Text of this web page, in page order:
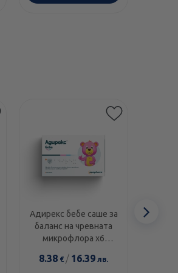
Адирекс бебе саше за
баланс на чревната
микрофлора х6
8.38 € / 16.39 лв.